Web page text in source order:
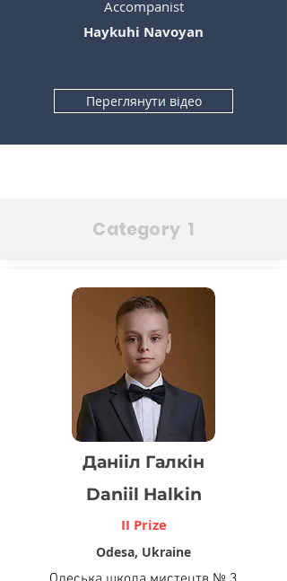
Accompanist
Haykuhi Navoyan
Переглянути відео
Category 1
Данііл Галкін
Daniil Halkin
II Prize
Odesa, Ukraine